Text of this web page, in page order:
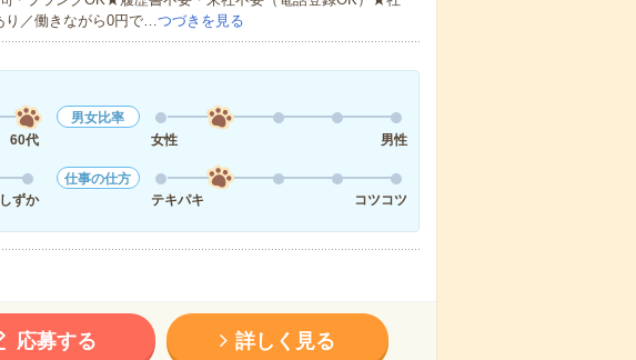
り／働きながら0円で…つづきを見る
60代
男女比率
女性
男性
しずか
仕事の仕方
テキパキ
コツコツ
応募する 詳しく見る